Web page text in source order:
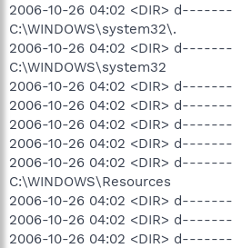
2006-10-26 04:02 <DIR>
C:\WINDOWS\system32\.
2006-10-26 04:02 <DIR>
C:\WINDOWS\system32
2006-10-26 04:02 <DIR>
2006-10-26 04:02 <DIR>
2006-10-26 04:02 <DIR>
2006-10-26 04:02 <DIR>
2006-10-26 04:02 <DIR>
C:\WINDOWS\Resources
2006-10-26 04:02 <DIR>
2006-10-26 04:02 <DIR>
2006-10-26 04:02 <DIR>